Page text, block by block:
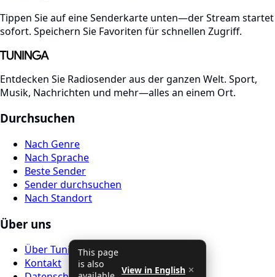
Tippen Sie auf eine Senderkarte unten—der Stream startet
sofort. Speichern Sie Favoriten für schnellen Zugriff.
Entdecken Sie Radiosender aus der ganzen Welt. Sport,
Musik, Nachrichten und mehr—alles an einem Ort.
Durchsuchen
Nach Genre
Nach Sprache
Beste Sender
Sender durchsuchen
Nach Standort
Über uns
Über Tuninga Radio
Kontakt
This page
is also
View in English ✕